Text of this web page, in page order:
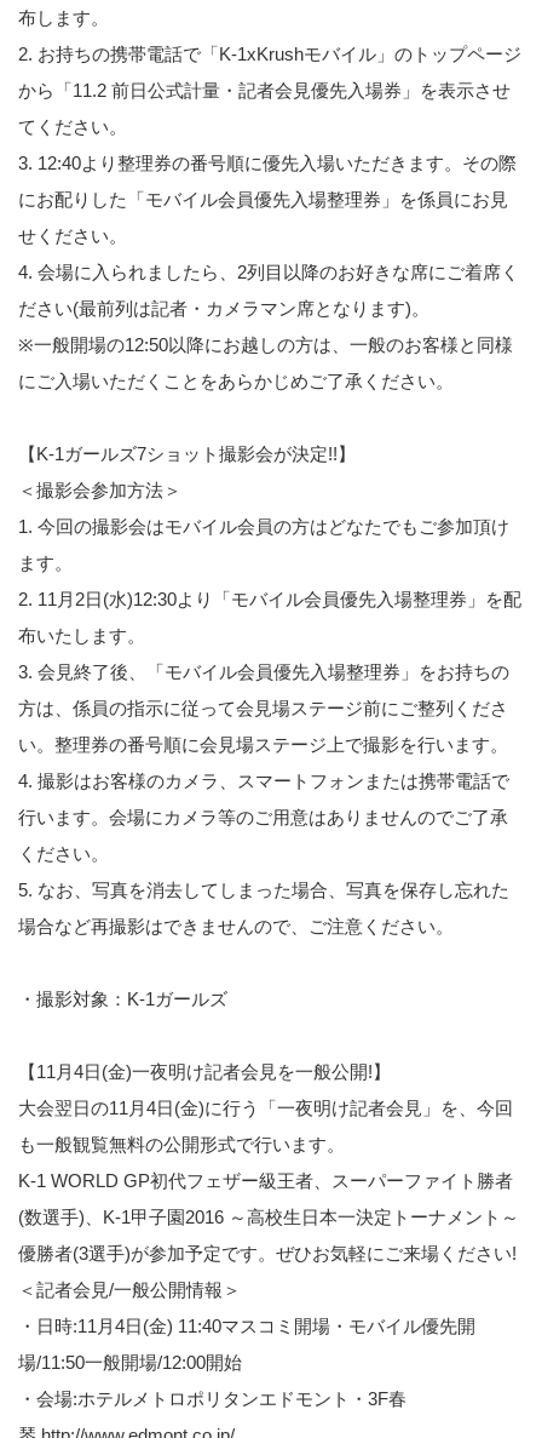
布します。
2. お持ちの携帯電話で「K-1xKrushモバイル」のトップページ
から「11.2 前日公式計量・記者会見優先入場券」を表示させ
てください。
3. 12:40より整理券の番号順に優先入場いただきます。その際
にお配りした「モバイル会員優先入場整理券」を係員にお見
せください。
4. 会場に入られましたら、2列目以降のお好きな席にご着席く
ださい(最前列は記者・カメラマン席となります)。
※一般開場の12:50以降にお越しの方は、一般のお客様と同様
にご入場いただくことをあらかじめご了承ください。
【K-1ガールズ7ショット撮影会が決定!!】
＜撮影会参加方法＞
1. 今回の撮影会はモバイル会員の方はどなたでもご参加頂け
ます。
2. 11月2日(水)12:30より「モバイル会員優先入場整理券」を配
布いたします。
3. 会見終了後、「モバイル会員優先入場整理券」をお持ちの
方は、係員の指示に従って会見場ステージ前にご整列くださ
い。整理券の番号順に会見場ステージ上で撮影を行います。
4. 撮影はお客様のカメラ、スマートフォンまたは携帯電話で
行います。会場にカメラ等のご用意はありませんのでご了承
ください。
5. なお、写真を消去してしまった場合、写真を保存し忘れた
場合など再撮影はできませんので、ご注意ください。
・撮影対象：K-1ガールズ
【11月4日(金)一夜明け記者会見を一般公開!】
大会翌日の11月4日(金)に行う「一夜明け記者会見」を、今回
も一般観覧無料の公開形式で行います。
K-1 WORLD GP初代フェザー級王者、スーパーファイト勝者
(数選手)、K-1甲子園2016 ～高校生日本一決定トーナメント～
優勝者(3選手)が参加予定です。ぜひお気軽にご来場ください!
＜記者会見/一般公開情報＞
・日時:11月4日(金) 11:40マスコミ開場・モバイル優先開
場/11:50一般開場/12:00開始
・会場:ホテルメトロポリタンエドモント・3F春